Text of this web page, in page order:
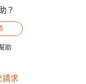
？
助
請求